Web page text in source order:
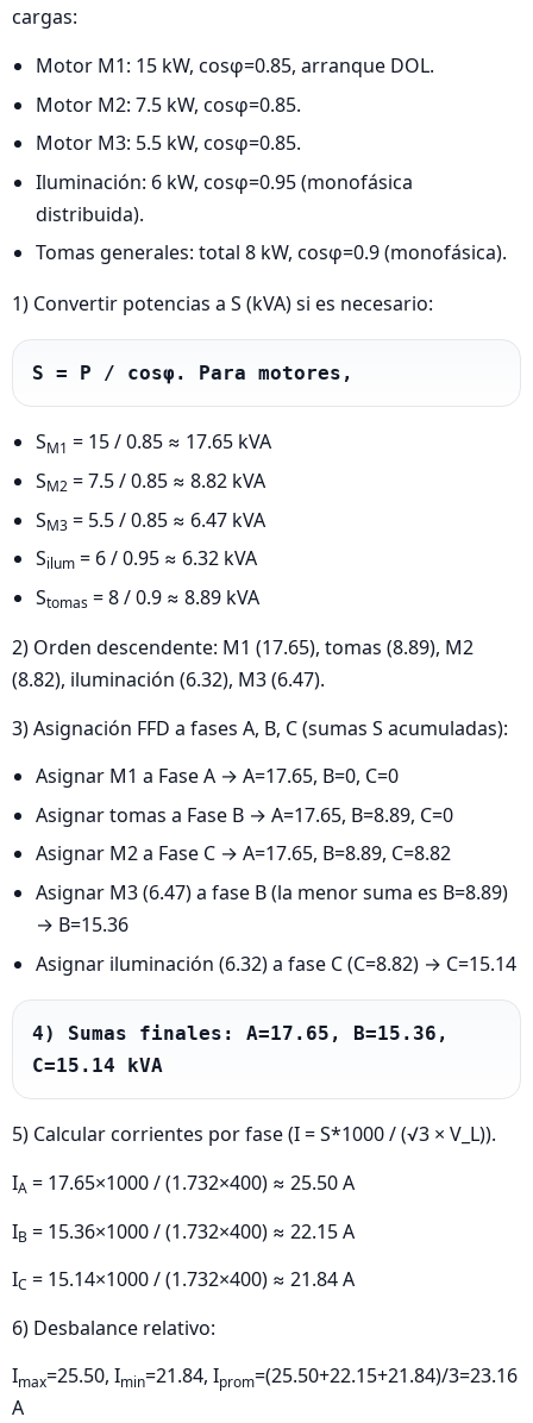
cargas:
Motor M1: 15 kW, cosφ=0.85, arranque DOL.
Motor M2: 7.5 kW, cosφ=0.85.
Motor M3: 5.5 kW, cosφ=0.85.
Iluminación: 6 kW, cosφ=0.95 (monofásica
distribuida).
Tomas generales: total 8 kW, cosφ=0.9 (monofásica).
1) Convertir potencias a S (kVA) si es necesario:
S = P / cosφ. Para motores,
SM1 = 15 / 0.85 ≈ 17.65 kVA
SM2 = 7.5 / 0.85 ≈ 8.82 kVA
SM3 = 5.5 / 0.85 ≈ 6.47 kVA
Silum = 6 / 0.95 ≈ 6.32 kVA
Stomas = 8 / 0.9 ≈ 8.89 kVA
2) Orden descendente: M1 (17.65), tomas (8.89), M2
(8.82), iluminación (6.32), M3 (6.47).
3) Asignación FFD a fases A, B, C (sumas S acumuladas):
Asignar M1 a Fase A → A=17.65, B=0, C=0
Asignar tomas a Fase B → A=17.65, B=8.89, C=0
Asignar M2 a Fase C → A=17.65, B=8.89, C=8.82
Asignar M3 (6.47) a fase B (la menor suma es B=8.89)
→ B=15.36
Asignar iluminación (6.32) a fase C (C=8.82) → C=15.14
4) Sumas finales: A=17.65, B=15.36,
C=15.14 kVA
5) Calcular corrientes por fase (I = S*1000 / (√3 × V_L)).
IA = 17.65×1000 / (1.732×400) ≈ 25.50 A
IB = 15.36×1000 / (1.732×400) ≈ 22.15 A
IC = 15.14×1000 / (1.732×400) ≈ 21.84 A
6) Desbalance relativo:
Imax=25.50, Imin=21.84, Iprom=(25.50+22.15+21.84)/3=23.16
A